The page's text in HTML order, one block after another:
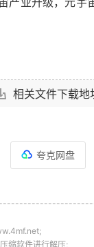
相关文件下载地
夸克网盘
缩软件进行解压;